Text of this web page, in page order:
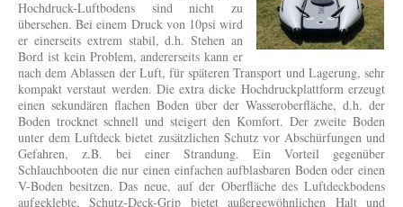
Hochdruck-Luftbodens sind nicht zu
übersehen. Bei einem Druck von 10psi wird
er einerseits extrem stabil, d.h. Stehen an
Bord ist kein Problem, andererseits kann er
nach dem Ablassen der Luft, für späteren Transport und Lagerung, sehr
kompakt verstaut werden. Die extra dicke Hochdruckplattform erzeugt
einen sekundären flachen Boden über der Wasseroberfläche, d.h. der
Boden trocknet schnell und steigert den Komfort. Der zweite Boden
unter dem Luftdeck bietet zusätzlichen Schutz vor Abschürfungen und
Gefahren, z.B. bei einer Strandung. Ein Vorteil gegenüber
Schlauchbooten die nur einen einfachen aufblasbaren Boden oder einen
V-Boden besitzen. Das neue, auf der Oberfläche des Luftdeckbodens
aufgeklebte, Schutz-Deck-Grip bietet außergewöhnlichen Halt und